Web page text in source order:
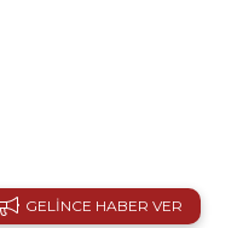
GELINCE HABER VER